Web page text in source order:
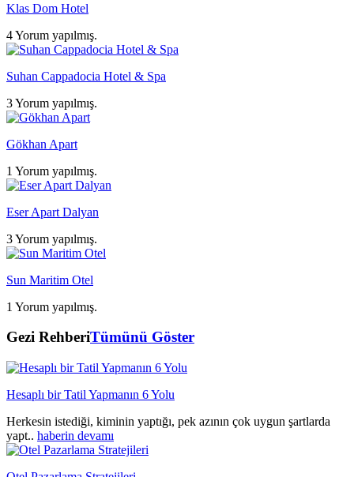
Klas Dom Hotel
4 Yorum yapılmış.
Suhan Cappadocia Hotel & Spa
3 Yorum yapılmış.
Gökhan Apart
1 Yorum yapılmış.
Eser Apart Dalyan
3 Yorum yapılmış.
Sun Maritim Otel
1 Yorum yapılmış.
Gezi RehberiTümünü Göster
Hesaplı bir Tatil Yapmanın 6 Yolu
Herkesin istediği, kiminin yaptığı, pek azının çok uygun şartlarda
yapt.. haberin devamı